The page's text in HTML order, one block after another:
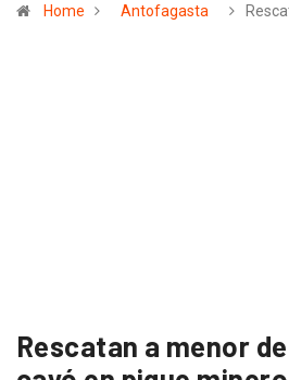
Home Antofagasta
Rescatan a menor